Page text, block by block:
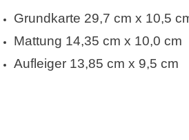
Grundkarte 29,7 cm x 10,5
Mattung 14,35 cm x 10,0 cm
Aufleiger 13,85 cm x 9,5 cm